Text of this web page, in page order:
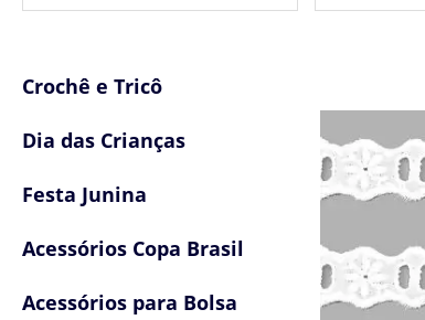
Crochê e Tricô
Dia das Crianças
Festa Junina
Acessórios Copa Brasil
Acessórios para Bolsa